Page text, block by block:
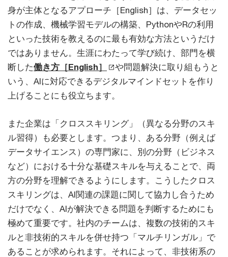
身が主体となるアプローチ［English］は、データセッ
トの作成、機械学習モデルの構築、PythonやRの利用
といった技術を教えるのに最も有効な方法というだけ
ではありません。生涯にわたって学び続け、部門を横
断した働き方［English］
や問題解決に取り組もうと
いう、AIに対応できるデジタルマインドセットを作り
上げることにも役立ちます。
また企業は「クロススキリング」（異なる分野のスキ
ル習得）も必要とします。つまり、ある分野（例えば
データサイエンス）の専門家に、別の分野（ビジネス
など）における十分な基礎スキルを与えることで、両
方の分野を理解できるようにします。こうしたクロス
スキリングは、AI関連の課題に関して協力し合うため
だけでなく、AIが解決できる問題を判断するためにも
極めて重要です。社内のチームは、複数の技術的スキ
ルと非技術的スキルを併せ持つ「マルチリンガル」で
あることが求められます。それによって、非技術系の